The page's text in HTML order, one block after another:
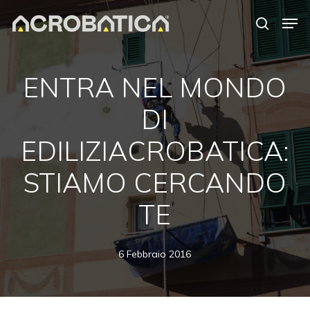
to
search
ENTRA NEL MONDO
DI
EDILIZIACROBATICA:
STIAMO CERCANDO
TE
6 Febbraio 2016
Close
Menu